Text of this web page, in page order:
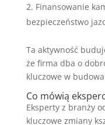
Finansowanie
bezpieczeństwo
Ta aktywność
że firma dba o
kluczowe w
Co mówią
Eksperty z branży
kluczowe zmiany